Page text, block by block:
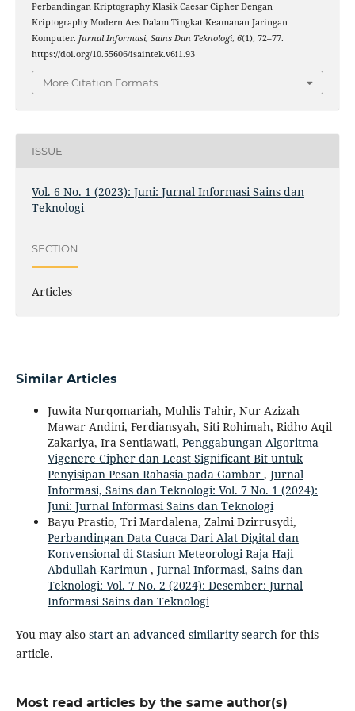
Perbandingan Kriptography Klasik Caesar Cipher Dengan
Kriptography Modern Aes Dalam Tingkat Keamanan Jaringan
Komputer. Jurnal Informasi, Sains Dan Teknologi, 6(1), 72–77.
https://doi.org/10.55606/isaintek.v6i1.93
More Citation Formats
ISSUE
Vol. 6 No. 1 (2023): Juni: Jurnal Informasi Sains dan
Teknologi
SECTION
Articles
Similar Articles
Juwita Nurqomariah, Muhlis Tahir, Nur Azizah
Mawar Andini, Ferdiansyah, Siti Rohimah, Ridho Aqil
Zakariya, Ira Sentiawati, Penggabungan Algoritma
Vigenere Cipher dan Least Significant Bit untuk
Penyisipan Pesan Rahasia pada Gambar , Jurnal
Informasi, Sains dan Teknologi: Vol. 7 No. 1 (2024):
Juni: Jurnal Informasi Sains dan Teknologi
Bayu Prastio, Tri Mardalena, Zalmi Dzirrusydi,
Perbandingan Data Cuaca Dari Alat Digital dan
Konvensional di Stasiun Meteorologi Raja Haji
Abdullah-Karimun , Jurnal Informasi, Sains dan
Teknologi: Vol. 7 No. 2 (2024): Desember: Jurnal
Informasi Sains dan Teknologi
You may also start an advanced similarity search for this
article.
Most read articles by the same author(s)